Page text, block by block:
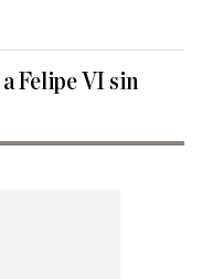
Felipe VI sin